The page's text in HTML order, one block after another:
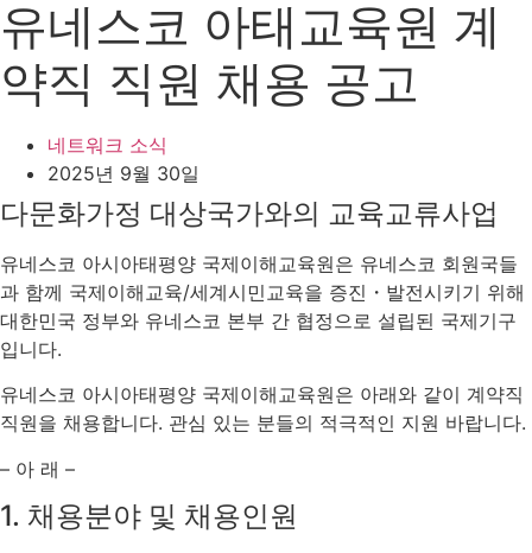
유네스코 아태교육원 계
약직 직원 채용 공고
네트워크 소식
2025년 9월 30일
다문화가정 대상국가와의 교육교류사업
유네스코 아시아태평양 국제이해교육원은 유네스코 회원국들
과 함께 국제이해교육/세계시민교육을 증진・발전시키기 위해
대한민국 정부와 유네스코 본부 간 협정으로 설립된 국제기구
입니다.
유네스코 아시아태평양 국제이해교육원은 아래와 같이 계약직
직원을 채용합니다. 관심 있는 분들의 적극적인 지원 바랍니다.
– 아 래 –
1. 채용분야 및 채용인원